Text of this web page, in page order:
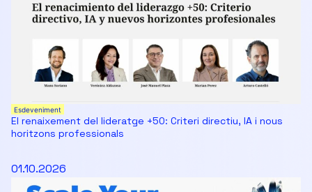
Esdeveniment
El renaixement del lideratge +50: Criteri directiu, IA i nous
horitzons professionals
01.10.2026